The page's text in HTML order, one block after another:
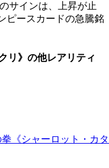
サインは、上昇が止
ピースカードの急騰銘
リ》 の他レアリティ